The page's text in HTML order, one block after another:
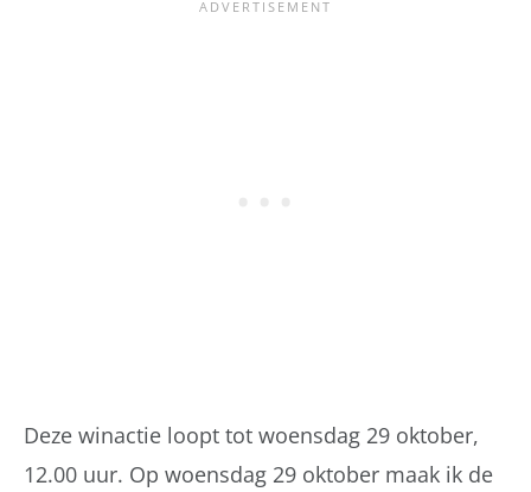
Deze winactie loopt tot woensdag 29 oktober,
12.00 uur. Op woensdag 29 oktober maak ik de